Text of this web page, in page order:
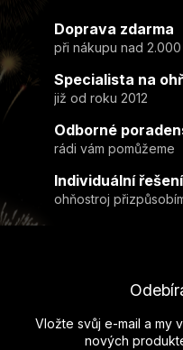
Doprava zdarma
při nákupu nad 2.000
Specialista na
již od roku 2012
Odborné
rádi vám pomůžeme
Individuální řešení
ohňostroj
Vložte svůj e-mail a my
nových